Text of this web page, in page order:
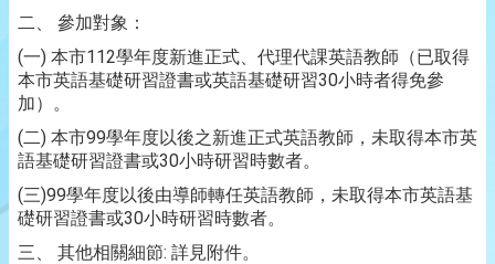
二、
參加對象：
(一) 本市112學年度新進正式、代理代課英語教師（已取得
本市英語基礎研習證書或英語基礎研習30小時者得免參
加）。
(二) 本市99學年度以後之新進正式英語教師，未取得本市英
語基礎研習證書或30小時研習時數者。
(三)99學年度以後由導師轉任英語教師，未取得本市英語基
礎研習證書或30小時研習時數者。
三、
其他相關細節: 詳見附件。